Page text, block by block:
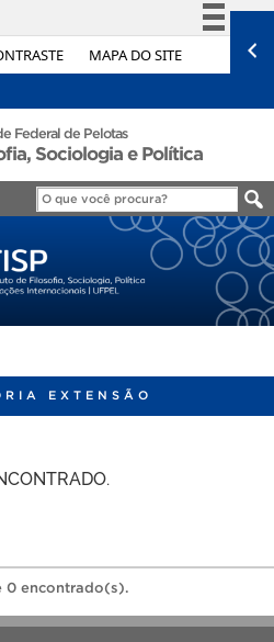
MAPA DO SITE
Simplifique!
Acesso à informação
Legislação
Canais
Federal de Pelotas
Sociologia e Política
EXTENSÃO
0 encontrado(s).